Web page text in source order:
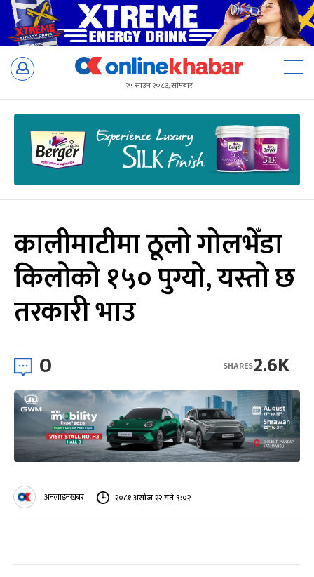
Skip
२५ साउन २०८३, सोमबार
कालीमाटीमा ठूलो गोलभेँडा
किलोको १५० पुग्यो, यस्तो छ
तरकारी भाउ
0 2.6K
SHARES
अनलाइनखबर २०८१ असोज २२ गते ९:०२